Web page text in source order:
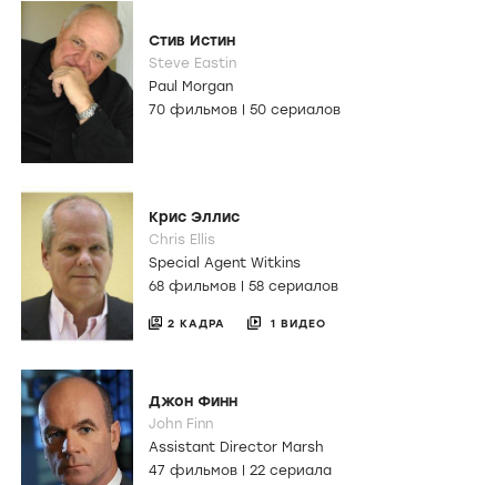
Стив Истин
Steve Eastin
Paul Morgan
70 фильмов
50 сериалов
Крис Эллис
Chris Ellis
Special Agent Witkins
68 фильмов | 58 сериалов
2 КАДРА 1 ВИДЕО
Джон Финн
John Finn
Assistant Director Marsh
47 фильмов | 22 сериала